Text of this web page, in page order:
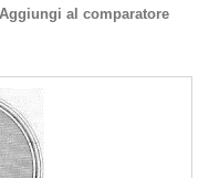
Aggiungi al comparatore